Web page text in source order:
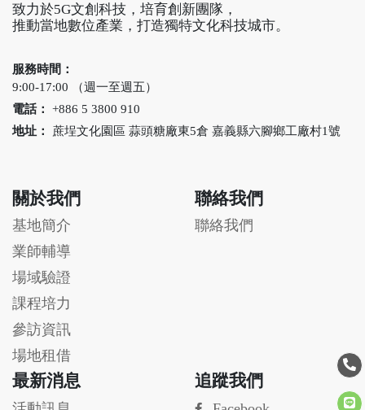
致力於5G文創科技，培育創新團隊，
推動當地數位產業，打造獨特文化科技城市。
服務時間：
9:00-17:00 （週一至週五）
電話： +886 5 3800 910
地址： 蔗埕文化園區 蒜頭糖廠東5倉 嘉義縣六腳鄉工廠村1號
關於我們
基地簡介
業師輔導
場域驗證
課程培力
參訪資訊
場地租借
聯絡我們
聯絡我們
最新消息 追蹤我們